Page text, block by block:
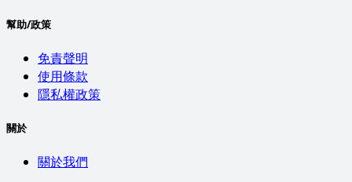
幫助/政策
免責聲明
使用條款
隱私權政策
關於
關於我們